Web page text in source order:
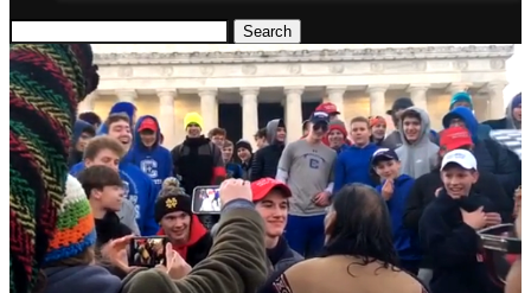
Search